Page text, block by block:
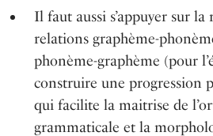
Il faut aussi s’appuyer sur la
relations graphème-
phonème-graphème (pour
construire une progression
qui facilite la maitrise de
grammaticale et la